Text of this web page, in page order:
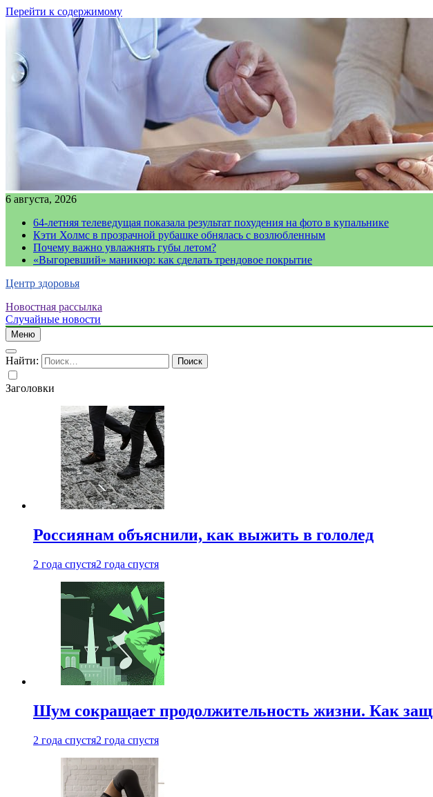
Перейти к содержимому
6 августа, 2026
64-летняя телеведущая показала результат похудения на фото в купальнике
Кэти Холмс в прозрачной рубашке обнялась с возлюбленным
Почему важно увлажнять губы летом?
«Выгоревший» маникюр: как сделать трендовое покрытие
Центр здоровья
Новостная рассылка
Случайные новости
Меню
Найти:
Заголовки
Россиянам объяснили, как выжить в гололед
2 года спустя2 года спустя
Шум сокращает продолжительность жизни. Как
2 года спустя2 года спустя